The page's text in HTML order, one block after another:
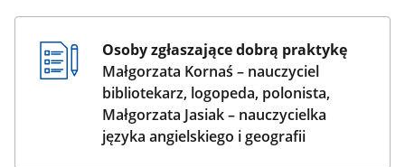
Osoby zgłaszające dobrą praktykę
Małgorzata Kornaś – nauczyciel
bibliotekarz, logopeda, polonista,
Małgorzata Jasiak – nauczycielka
języka angielskiego i geografii